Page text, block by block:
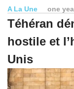
A La Une one
Téhéran
hostile et
Unis